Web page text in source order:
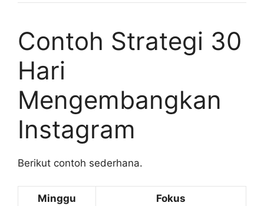
Contoh Strategi 30
Hari
Mengembangkan
Instagram
Berikut contoh sederhana.
Minggu Fokus